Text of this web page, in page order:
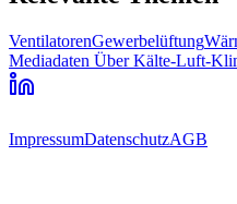
VentilatorenGewerbelüftung
Mediadaten Über Kälte-Luft-
ImpressumDatenschutzAGB